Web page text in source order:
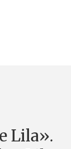
Lila».